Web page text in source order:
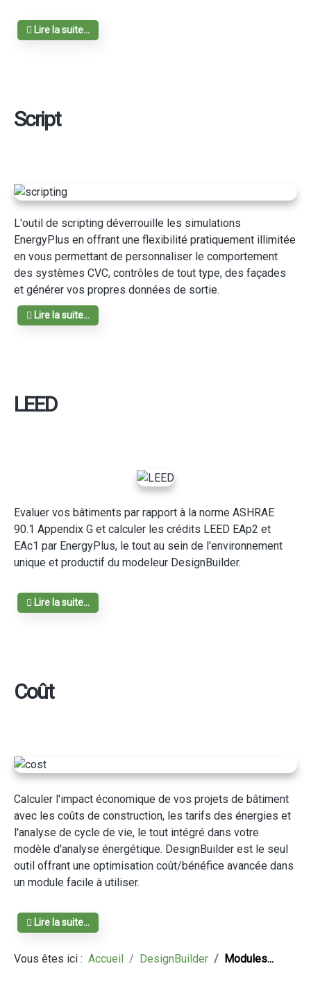
Lire la suite...
Script
L'outil de scripting déverrouille les simulations
EnergyPlus en offrant une flexibilité pratiquement illimitée
en vous permettant de personnaliser le comportement
des systèmes CVC, contrôles de tout type, des façades
et générer vos propres données de sortie.
Lire la suite...
LEED
Evaluer vos bâtiments par rapport à la norme ASHRAE
90.1 Appendix G et calculer les crédits LEED EAp2 et
EAc1 par EnergyPlus, le tout au sein de l'environnement
unique et productif du modeleur DesignBuilder.
Lire la suite...
Coût
Calculer l'impact économique de vos projets de bâtiment
avec les coûts de construction, les tarifs des énergies et
l'analyse de cycle de vie, le tout intégré dans votre
modèle d'analyse énergétique. DesignBuilder est le seul
outil offrant une optimisation coût/bénéfice avancée dans
un module facile à utiliser.
Lire la suite...
Vous êtes ici : Accueil DesignBuilder Modules...